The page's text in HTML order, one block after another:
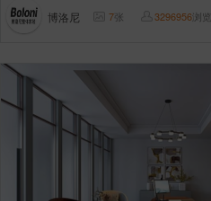
博洛尼 7张 3296956浏览